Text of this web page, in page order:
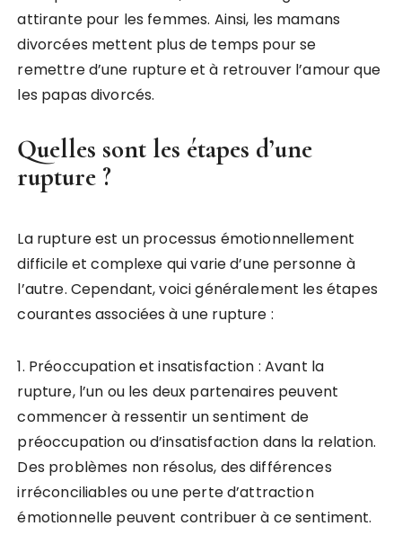
attirante pour les femmes. Ainsi, les mamans
divorcées mettent plus de temps pour se
remettre d’une rupture et à retrouver l’amour que
les papas divorcés.
Quelles sont les étapes d’une
rupture ?
La rupture est un processus émotionnellement
difficile et complexe qui varie d’une personne à
l’autre. Cependant, voici généralement les étapes
courantes associées à une rupture :
1. Préoccupation et insatisfaction : Avant la
rupture, l’un ou les deux partenaires peuvent
commencer à ressentir un sentiment de
préoccupation ou d’insatisfaction dans la relation.
Des problèmes non résolus, des différences
irréconciliables ou une perte d’attraction
émotionnelle peuvent contribuer à ce sentiment.